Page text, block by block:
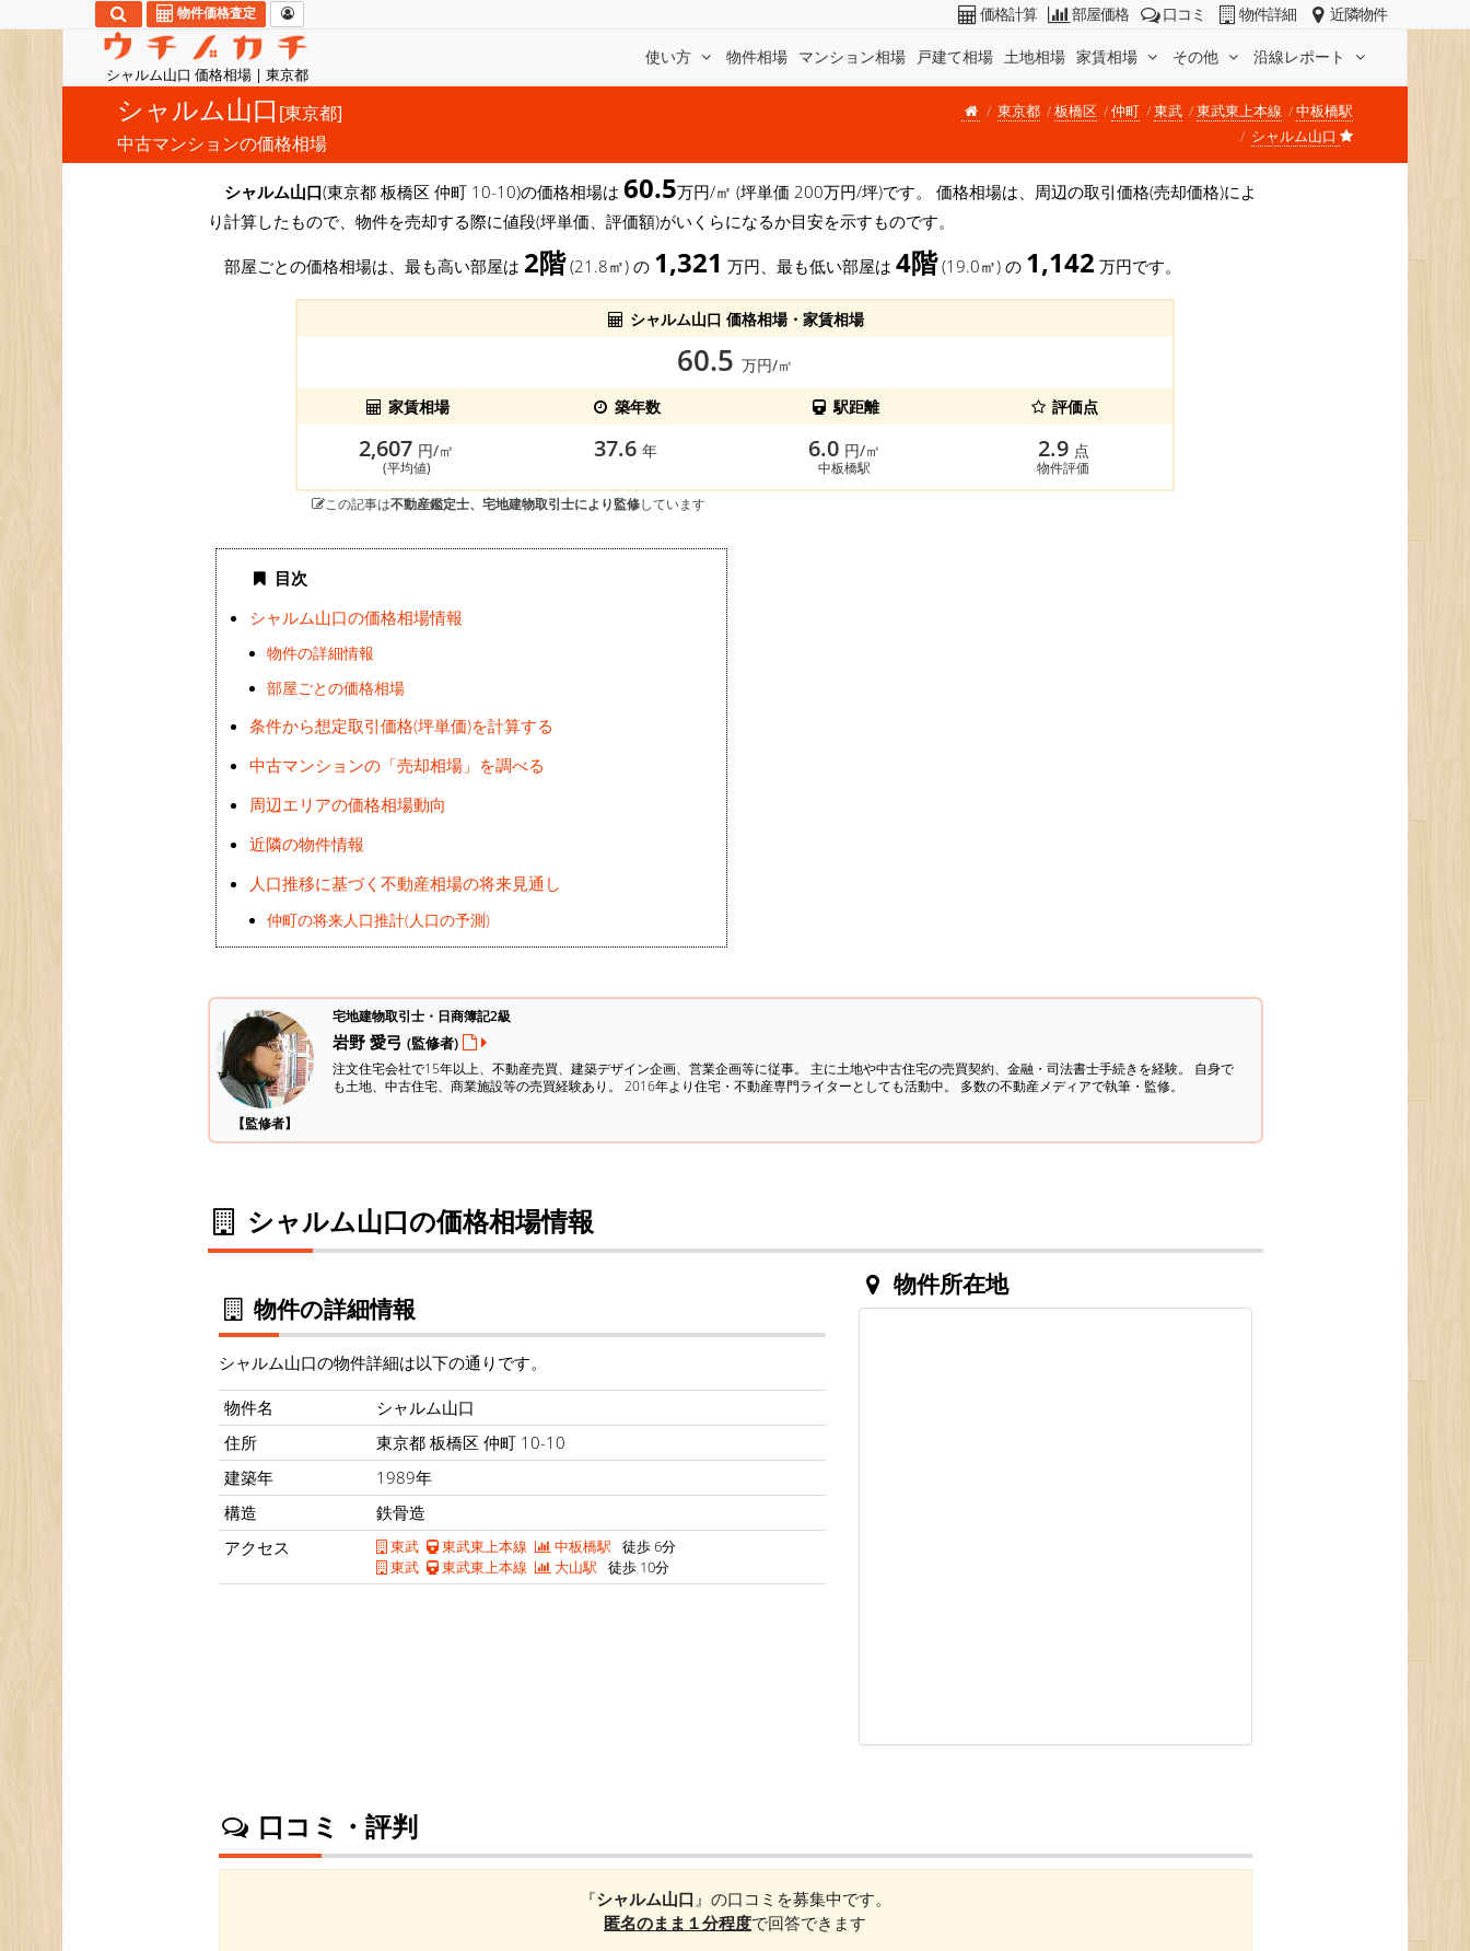
シャルム山口 価格相場 | 東京都
使い方 物件相場 マンション相場 戸建て相場 土地相場 家賃相場 その他 沿線レポート
物件価格査定 価格計算 部屋価格 口コミ 物件詳細 近隣物件
シャルム山口 [東京都]
中古マンションの価格相場
東京都 板橋区 仲町 東武 東武東上本線
中板橋駅
シャルム山口
シャルム山口(東京都 板橋区 仲町 10-10)の価格相場は 60.5万円/㎡ (坪単価 200万円/坪)です。 価格相場は、周辺の取引価格(売却価格)によ
り計算したもので、物件を売却する際に値段(坪単価、評価額)がいくらになるか目安を示すものです。
部屋ごとの価格相場は、最も高い部屋は 2階(21.8㎡) の 1,321 万円、最も低い部屋は 4階(19.0㎡) の 1,142 万円です。
シャルム山口 価格相場・家賃相場
60.5 万円/㎡
家賃相場
築年数 駅距離 評価点
2,607 円/㎡
(平均値)
37.6 年 6.0 円/㎡
中板橋駅
2.9 点
物件評価
この記事は不動産鑑定士、宅地建物取引士により監修しています
目次
シャルム山口の価格相場情報
物件の詳細情報
部屋ごとの価格相場
条件から想定取引価格(坪単価)を計算する
中古マンションの「売却相場」を調べる
周辺エリアの価格相場動向
近隣の物件情報
人口推移に基づく不動産相場の将来見通し
仲町の将来人口推計(人口の予測)
【監修者】
宅地建物取引士・日商簿記2級
岩野 愛弓 (監修者)
注文住宅会社で15年以上、不動産売買、建築デザイン企画、営業企画等に従事。 主に土地や中古住宅の売買契約、金融・司法書士手続きを経験。 自身で
も土地、中古住宅、商業施設等の売買経験あり。 2016年より住宅・不動産専門ライターとしても活動中。 多数の不動産メディアで執筆・監修。
シャルム山口の価格相場情報
物件の詳細情報
シャルム山口の物件詳細は以下の通りです。
物件名
シャルム山口
住所
東京都 板橋区 仲町 10-10
建築年
1989年
構造
鉄骨造
アクセス
東武 東武東上本線 中板橋駅 徒歩 6分
東武
東武東上本線 大山駅 徒歩 10分
物件所在地
口コミ・評判
『シャルム山口 』の口コミを募集中です。
匿名のまま１分程度で回答できます